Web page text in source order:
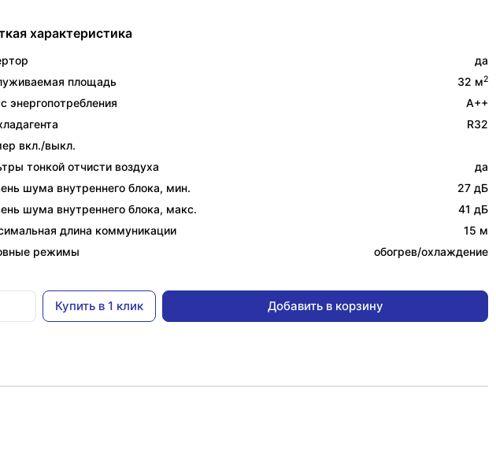
характеристика
да
площадь
32 м2
энергопотребления
A++
R32
вкл./выкл.
тонкой отчисти воздуха
да
шума внутреннего блока, мин.
27 дБ
шума внутреннего блока, макс.
41 дБ
длина коммуникации
15 м
режимы
обогрев/охлаждение
Купить в 1 клик Добавить в корзину